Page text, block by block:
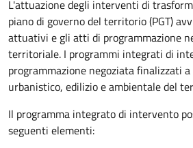
L'attuazione degli interventi di
piano di governo del territorio (PGT)
attuativi e gli atti di programmazione
territoriale. I programmi integrati di
programmazione negoziata finalizzati
urbanistico, edilizio e ambientale del
Il programma integrato di intervento
seguenti elementi: